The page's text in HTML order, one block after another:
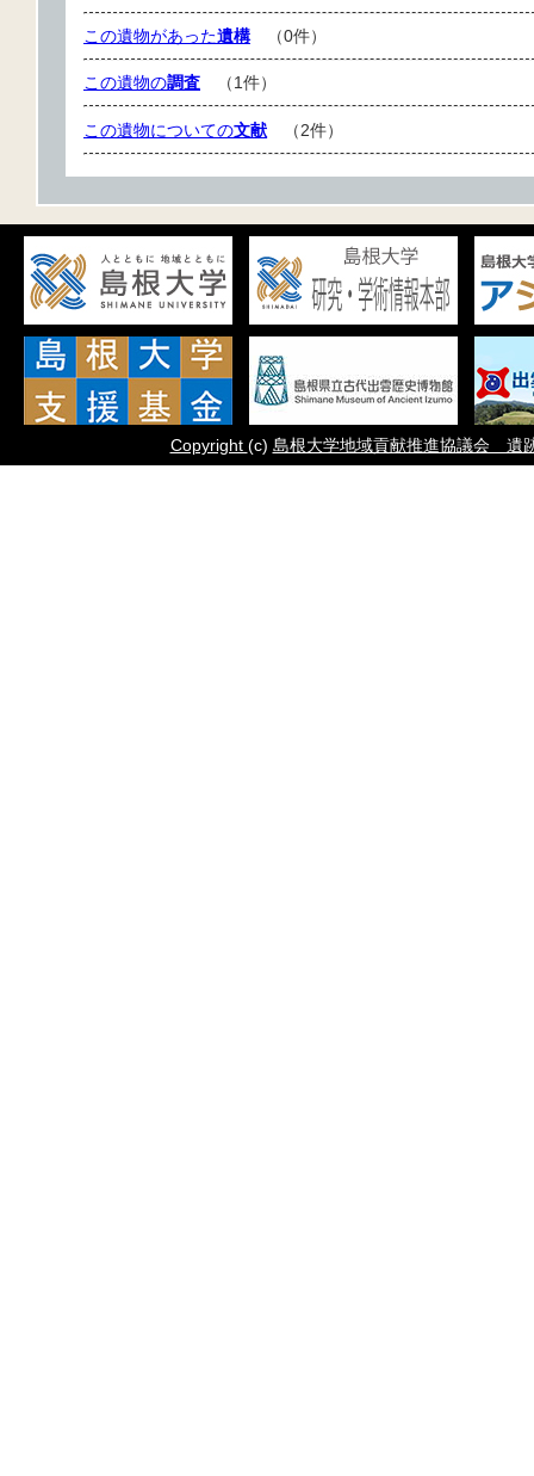
この遺物があった遺構（0件）
この遺物の調査 （1件）
この遺物についての文献 （2件）
Copyright (c) 島根大学地域貢献推進協議会 遺